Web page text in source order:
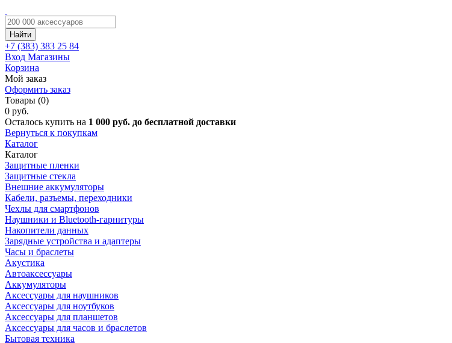
Найти
+7 (383) 383 25 84
Вход Магазины
Корзина
Мой заказ
Оформить заказ
Товары (0)
0 руб.
Осталось купить на 1 000 руб. до бесплатной доставки
Вернуться к покупкам
Каталог
Каталог
Защитные пленки
Защитные стекла
Внешние аккумуляторы
Кабели, разъемы, переходники
Чехлы для смартфонов
Наушники и Bluetooth-гарнитуры
Накопители данных
Зарядные устройства и адаптеры
Часы и браслеты
Акустика
Автоаксессуары
Аккумуляторы
Аксессуары для наушников
Аксессуары для ноутбуков
Аксессуары для планшетов
Аксессуары для часов и браслетов
Бытовая техника